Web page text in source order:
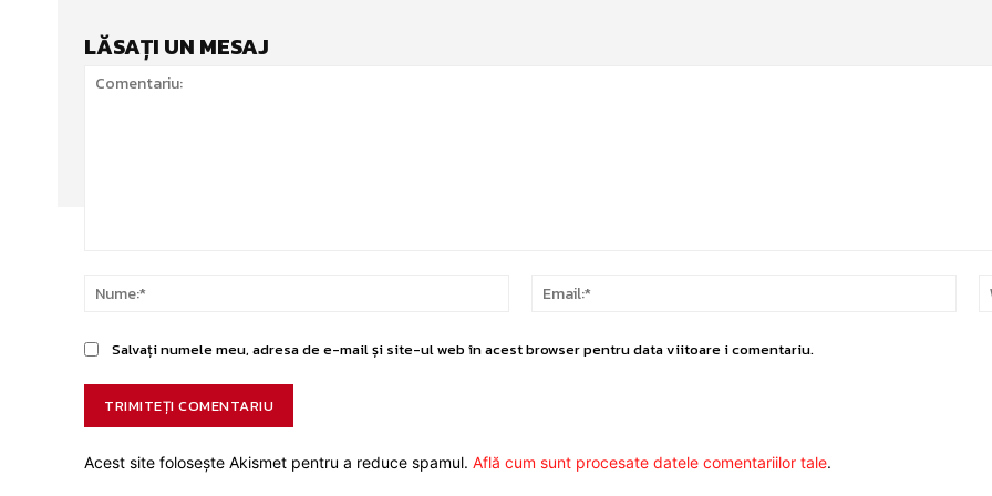
LĂSAȚI UN MESAJ
Nume:*
Salvați numele meu, adresa de e-mail și site-ul web în acest browser pentru data viitoare i comentariu.
Acest site folosește Akismet pentru a reduce spamul. Află cum sunt procesate datele comentariilor tale.